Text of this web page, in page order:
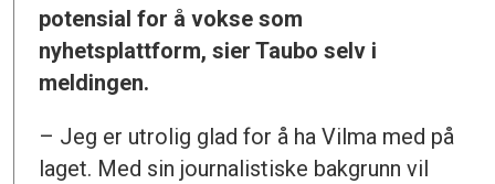
potensial for å vokse som
nyhetsplattform, sier Taubo selv i
meldingen.
– Jeg er utrolig glad for å ha Vilma med på
laget. Med sin journalistiske bakgrunn vil